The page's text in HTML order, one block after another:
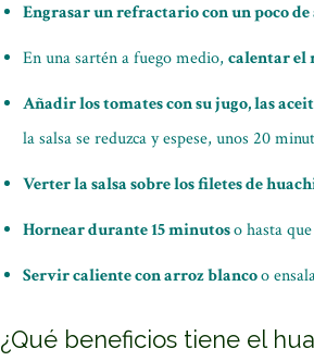
Engrasar un refractario con un poco de
En una sartén a fuego medio, calentar el
Añadir los tomates con su jugo, las
la salsa se reduzca y espese, unos 20
Verter la salsa sobre los filetes de
Hornear durante 15 minutoso hasta
Servir caliente con arroz blancoo
¿Qué beneficios tiene el